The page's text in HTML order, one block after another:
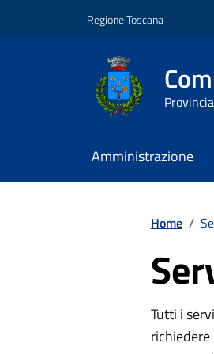
Regione Toscana
Amministrazione
Home /
Tutti i